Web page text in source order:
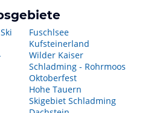
Fuschlsee
Kufsteinerland
Wilder Kaiser
Schladming - Rohrmoos
Oktoberfest
Hohe Tauern
Skigebiet Schladming